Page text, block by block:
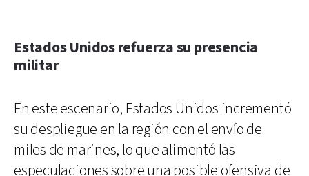
Estados Unidos refuerza su presencia
militar
En este escenario, Estados Unidos incrementó
su despliegue en la región con el envío de
miles de marines, lo que alimentó las
especulaciones sobre una posible ofensiva de